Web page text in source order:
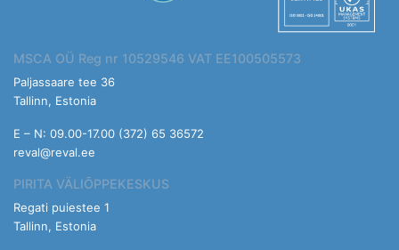
MSCA OÜ Reg nr 10529546 VAT EE100505573
Paljassaare tee 36
Tallinn, Estonia
E – N: 09.00-17.00 (372) 65 36572
reval@reval.ee
PIRITA VÄLIÕPPEKESKUS
Regati puiestee 1
Tallinn, Estonia